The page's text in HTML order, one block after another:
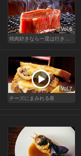
Vol.6
焼肉好きなら一度は行きたい、レジェンド的な有名店
Vol.7
チーズにまみれる夜